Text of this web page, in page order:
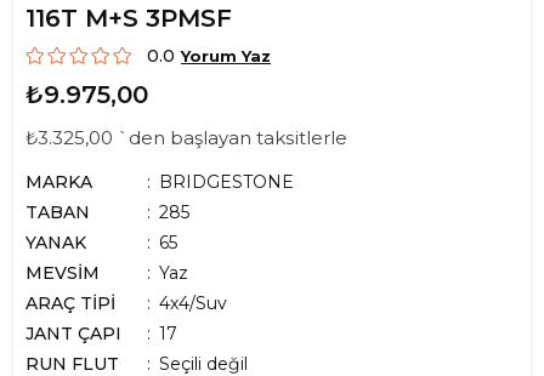
116T M+S 3PMSF
0.0 Yorum Yaz
₺9.975,00
₺3.325,00 `den başlayan taksitlerle
MARKA
BRIDGESTONE
TABAN
285
YANAK
65
MEVSİM
Yaz
ARAÇ TİPİ
4x4/Suv
JANT ÇAPI
17
RUN FLUT
Seçili değil